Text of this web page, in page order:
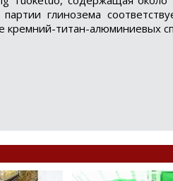
глинозема
кремний-титан-алюминиевых